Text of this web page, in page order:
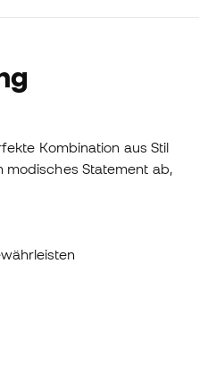
Kombination aus Stil
modisches Statement ab,